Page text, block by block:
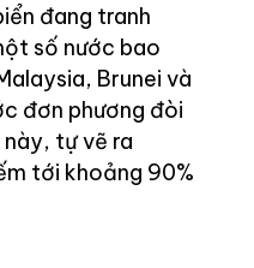
đang tranh
số nước bao
Brunei và
đơn phương đòi
tự vẽ ra
tới khoảng 90%